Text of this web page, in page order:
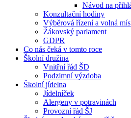
Návod na
Konzultační hodiny
Výběrová řízení a volná
Žákovský parlament
GDPR
Co nás čeká v tomto roce
Školní družina
Vnitřní řád ŠD
Podzimní výzdoba
Školní jídelna
Jídelníček
Alergeny v potravinách
Provozní řád ŠJ